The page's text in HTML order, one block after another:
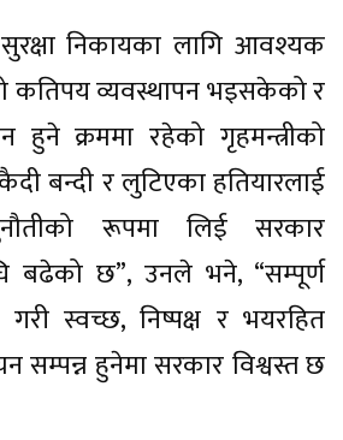
सुरक्षा निकायका लागि आवश्यक
कतिपय व्यवस्थापन भइसकेको र
हुने क्रममा रहेको गृहमन्त्रीको
बन्दी र लुटिएका हतियारलाई
रूपमा लिई सरकार
बढेको छ”, उनले भने, “सम्पूर्ण
गरी स्वच्छ, निष्पक्ष र भयरहित
सम्पन्न हुनेमा सरकार विश्वस्त छ